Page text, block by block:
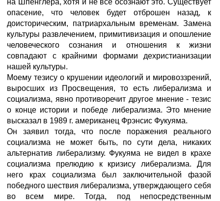
на Шпенглера, хотя и не все осознают это. Существует
опасение, что человек будет отброшен назад, к
доисторическим, патриархальным временам. Замена
культуры развлечением, примитивизация и опошление
человеческого сознания и отношения к жизни
совпадают с крайними формами дехристианизации
нашей культуры.
Моему тезису о крушении идеологий и мировоззрений,
выросших из Просвещения, то есть либерализма и
социализма, явно противоречит другое мнение - тезис
о конце истории и победе либерализма. Это мнение
высказал в 1989 г. американец Фрэнсис Фукуяма.
Он заявил тогда, что после поражения реального
социализма не может быть, по сути дела, никаких
альтернатив либерализму. Фукуяма не видел в крахе
социализма прелюдию к кризису либерализма. Для
него крах социализма был заключительной фазой
победного шествия либерализма, утверждающего себя
во всем мире. Тогда, под непосредственным